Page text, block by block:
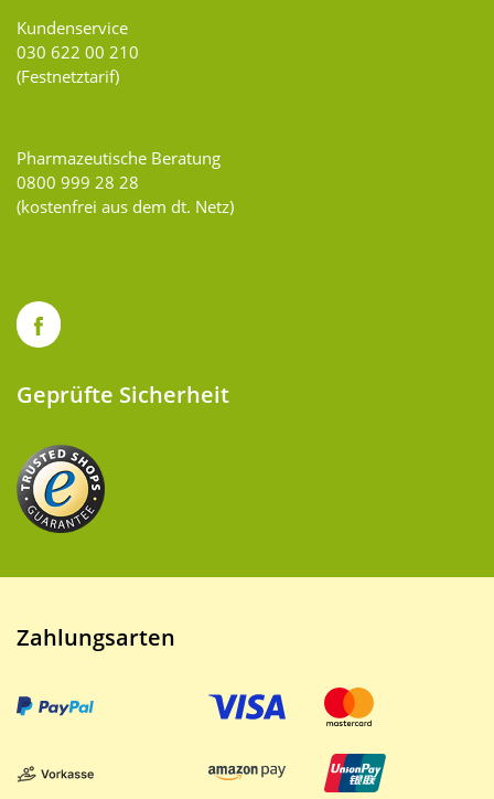
Kundenservice
030 622 00 210
(Festnetztarif)
Pharmazeutische Beratung
0800 999 28 28
(kostenfrei aus dem dt. Netz)
Geprüfte Sicherheit
Zahlungsarten